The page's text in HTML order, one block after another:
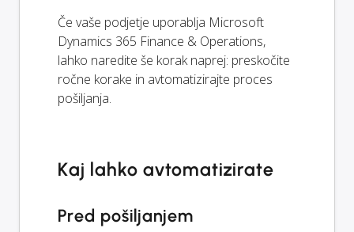
Če vaše podjetje uporablja Microsoft
Dynamics 365 Finance & Operations,
lahko naredite še korak naprej: preskočite
ročne korake in avtomatizirajte proces
pošiljanja.
Kaj lahko avtomatizirate
Pred pošiljanjem